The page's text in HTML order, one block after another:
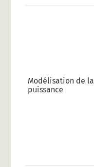
Modélisation de la
puissance